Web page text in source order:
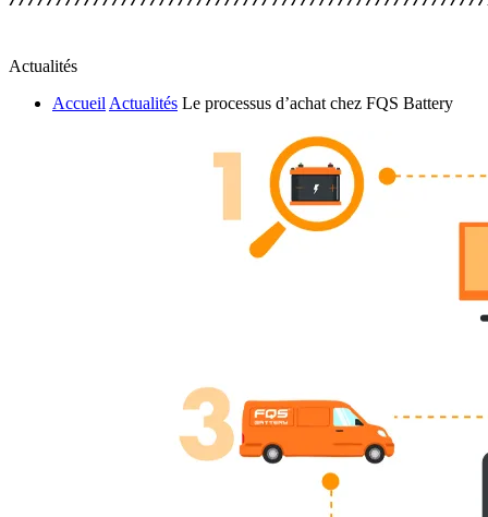
Actualités
Accueil Actualités Le processus d’achat chez FQS Battery